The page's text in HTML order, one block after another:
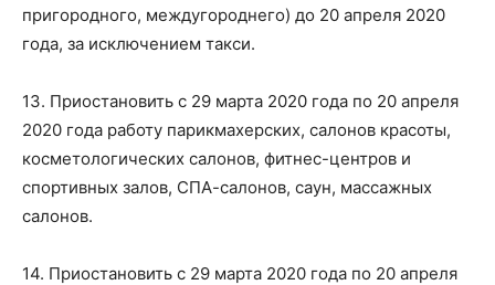
пригородного, междугороднего) до 20 апреля 2020
года, за исключением такси.
13. Приостановить с 29 марта 2020 года по 20 апреля
2020 года работу парикмахерских, салонов красоты,
косметологических салонов, фитнес-центров и
спортивных залов, СПА-салонов, саун, массажных
салонов.
14. Приостановить с 29 марта 2020 года по 20 апреля